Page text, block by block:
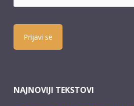
Prijavi se
NAJNOVIJI TEKSTOVI